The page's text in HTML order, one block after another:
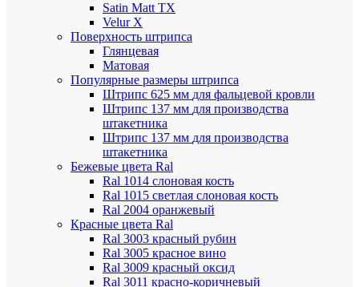
Satin Matt TX
Velur X
Поверхность штрипса
Глянцевая
Матовая
Популярные размеры штрипса
Штрипс 625 мм для фальцевой кровли
Штрипс 137 мм для производства
штакетника
Штрипс 137 мм для производства
штакетника
Бежевые цвета Ral
Ral 1014 слоновая кость
Ral 1015 светлая слоновая кость
Ral 2004 оранжевый
Красные цвета Ral
Ral 3003 красный рубин
Ral 3005 красное вино
Ral 3009 красный оксид
Ral 3011 красно-коричневый